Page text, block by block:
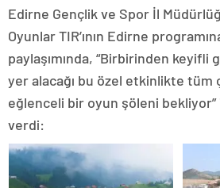
Edirne Gençlik ve Spor İl
Oyunlar TIR’ının Edirne
paylaşımında, “Birbirinden keyifli
yer alacağı bu özel etkinlikte tüm
eğlenceli bir oyun şöleni
verdi: